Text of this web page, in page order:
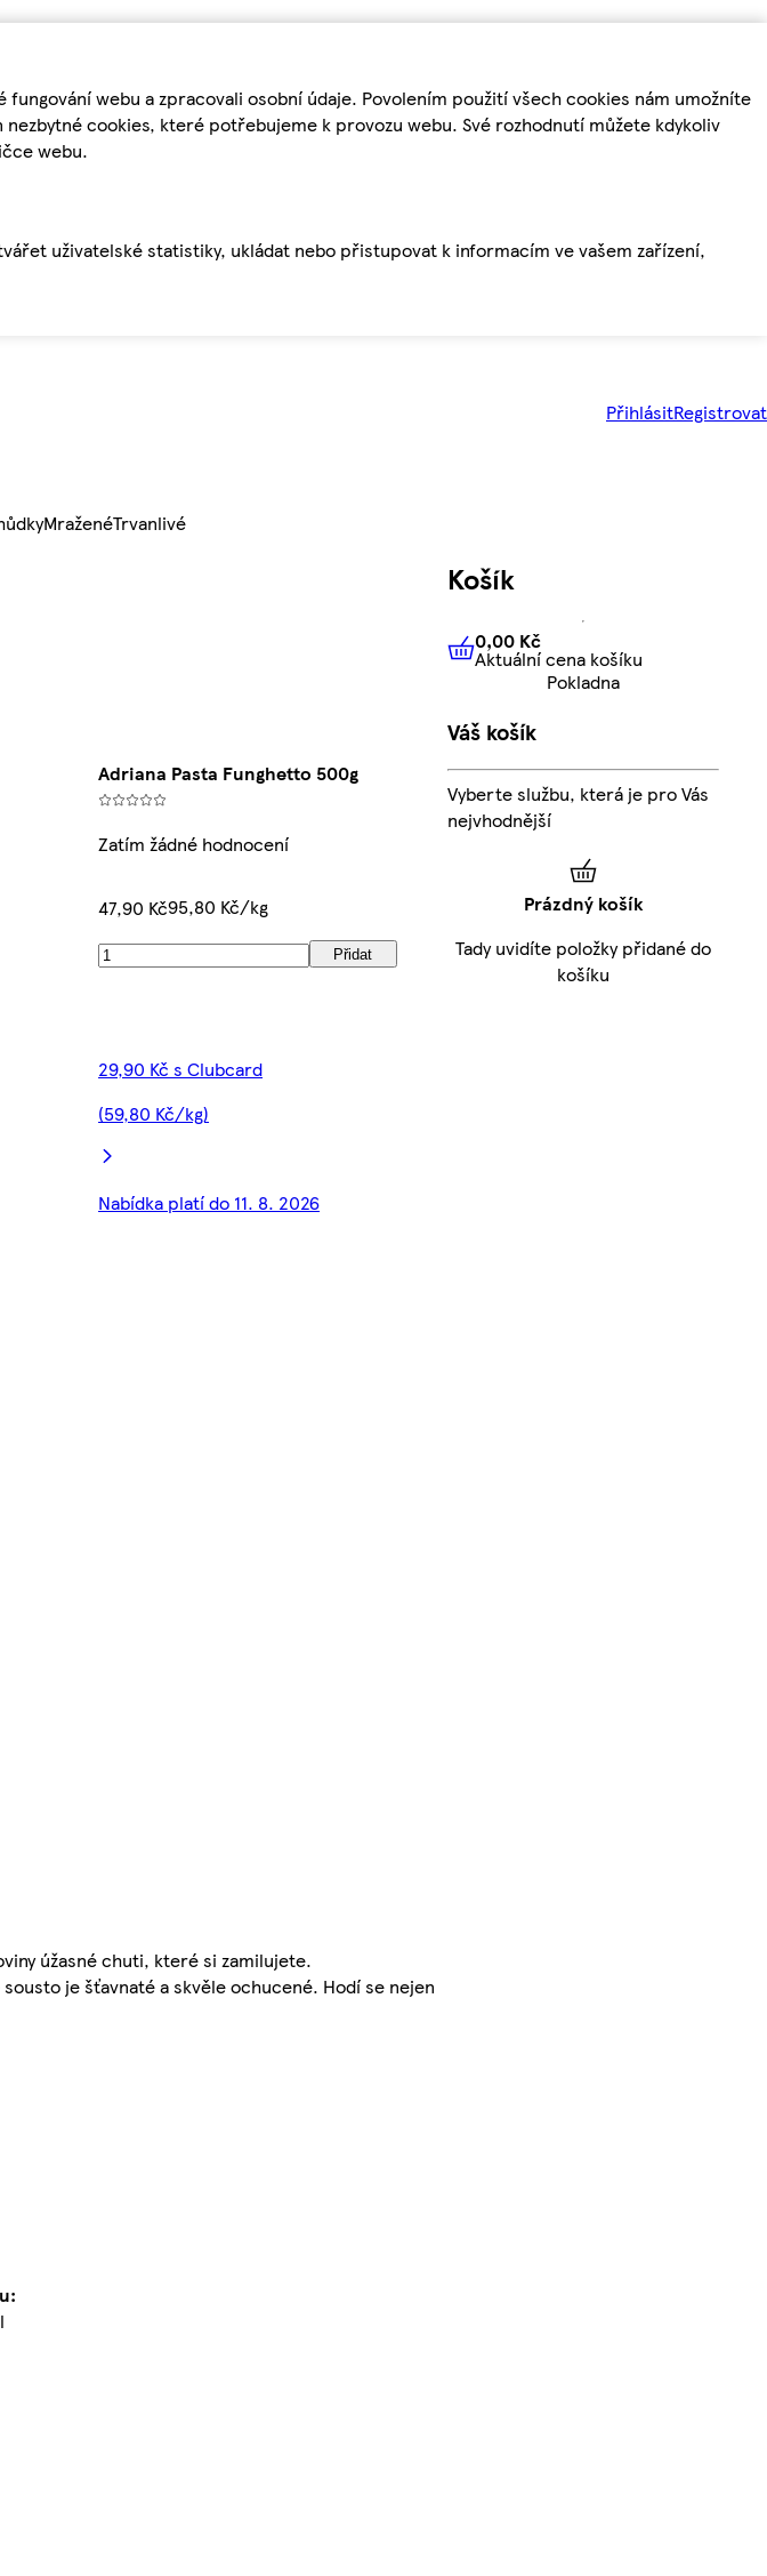
webu a zpracovali osobní údaje. Povolením použití všech cookies nám umožníte
cookies, které potřebujeme k provozu webu. Své rozhodnutí můžete kdykoliv
webu.
uživatelské statistiky, ukládat nebo přistupovat k informacím ve vašem zařízení,
PřihlásitRegistrovat
MraženéTrvanlivé
Adriana Pasta Funghetto 500g
Zatím žádné hodnocení
47,90 Kč95,80 Kč/kg
Přidat
29,90 Kč s Clubcard
(59,80 Kč/kg)
Nabídka platí do 11. 8. 2026
úžasné chuti, které si zamilujete.
je šťavnaté a skvěle ochucené. Hodí se nejen
Košík
0,00 KčAktuální cena košíku
0,00 Kč
Aktuální cena košíku
Pokladna
Váš košík
Vyberte službu, která je pro Vás
nejvhodnější
Prázdný košík
Tady uvidíte položky přidané do
košíku